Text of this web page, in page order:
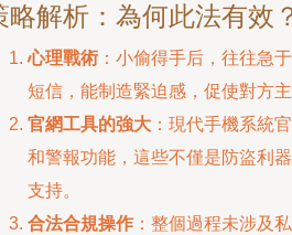
略解析：為何此法有效
心理戰術 ：小偷得手后，往往急
短信，能制造緊迫感，促使對方主
官網工具的強大 ：現代手機系統
和警報功能，這些不僅是防盜利
支持。
合法合規操作 ：整個過程未涉及